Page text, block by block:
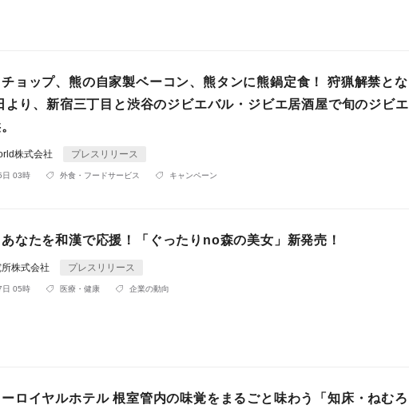
ョップ、熊の自家製ベーコン、熊タンに熊鍋定食！ 狩猟解禁とな
より、新宿三丁目と渋谷のジビエバル・ジビエ居酒屋で旬のジビエ
株式会社 プレスリリース
日 03時 外食・フードサービス キャンペーン
なたを和漢で応援！「ぐったりno森の美女」新発売！
株式会社 プレスリリース
日 05時 医療・健康 企業の動向
ロイヤルホテル 根室管内の味覚をまるごと味わう「知床・ねむろ